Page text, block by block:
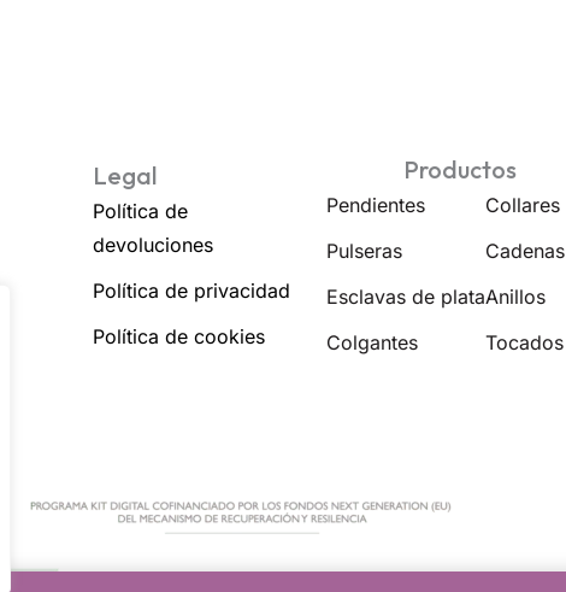
Legal
Política de
devoluciones
Política de privacidad
Política de cookies
Productos
Pendientes
Pulseras
Esclavas de plata
Colgantes
Collares
Cadenas
Anillos
Tocados